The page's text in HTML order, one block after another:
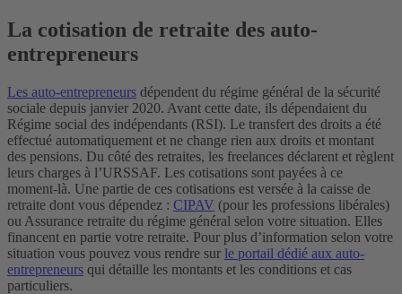
La cotisation de retraite des auto-
entrepreneurs
Les auto-entrepreneurs dépendent du régime général de la sécurité
sociale depuis janvier 2020. Avant cette date, ils dépendaient du
Régime social des indépendants (RSI). Le transfert des droits a été
effectué automatiquement et ne change rien aux droits et montant
des pensions. Du côté des retraites, les freelances déclarent et règlent
leurs charges à l’URSSAF. Les cotisations sont payées à ce
moment-là. Une partie de ces cotisations est versée à la caisse de
retraite dont vous dépendez : CIPAV (pour les professions libérales)
ou Assurance retraite du régime général selon votre situation. Elles
financent en partie votre retraite. Pour plus d’information selon votre
situation vous pouvez vous rendre sur le portail dédié aux auto-
entrepreneurs qui détaille les montants et les conditions et cas
particuliers.